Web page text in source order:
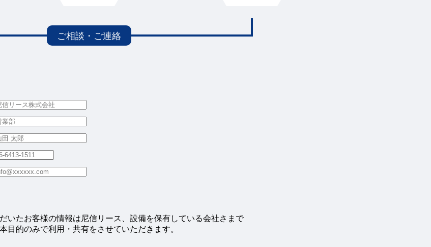
いたお客様の情報は尼信リース、設備を保有している会社さまで
本目的のみで利用・共有をさせていただきます。